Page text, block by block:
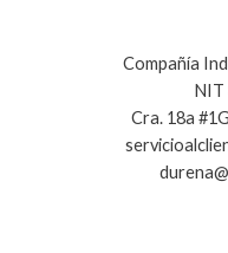
Compañía
NIT
Cra. 18a